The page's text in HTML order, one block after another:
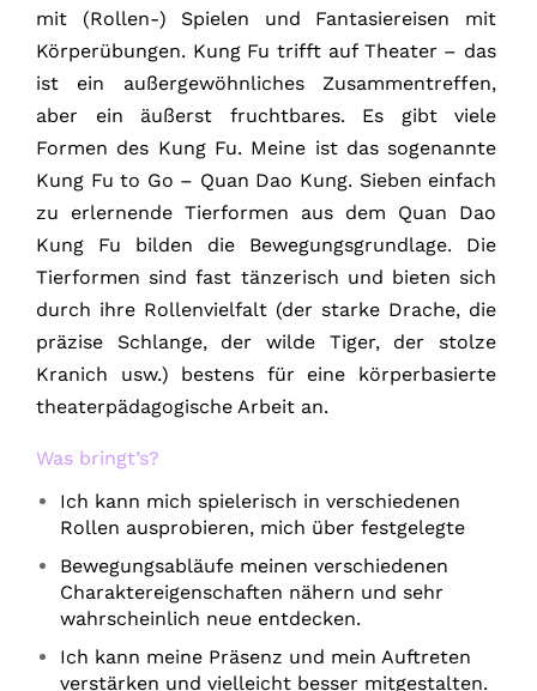
mit (Rollen-) Spielen und Fantasiereisen mit
Körperübungen. Kung Fu trifft auf Theater – das
ist ein außergewöhnliches Zusammentreffen,
aber ein äußerst fruchtbares. Es gibt viele
Formen des Kung Fu. Meine ist das sogenannte
Kung Fu to Go – Quan Dao Kung. Sieben einfach
zu erlernende Tierformen aus dem Quan Dao
Kung Fu bilden die Bewegungsgrundlage. Die
Tierformen sind fast tänzerisch und bieten sich
durch ihre Rollenvielfalt (der starke Drache, die
präzise Schlange, der wilde Tiger, der stolze
Kranich usw.) bestens für eine körperbasierte
theaterpädagogische Arbeit an.
Was bringt’s?
Ich kann mich spielerisch in verschiedenen
Rollen ausprobieren, mich über festgelegte
Bewegungsabläufe meinen verschiedenen
Charaktereigenschaften nähern und sehr
wahrscheinlich neue entdecken.
Ich kann meine Präsenz und mein Auftreten
verstärken und vielleicht besser mitgestalten.